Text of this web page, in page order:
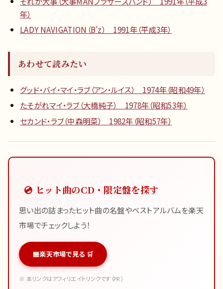
年）
LADY NAVIGATION（B’z） 1991年（平成3年）
あわせて読みたい
グッド・バイ・マイ・ラブ（アン・ルイス） 1974年（昭和49年）
たそがれマイ・ラブ（大橋純子） 1978年（昭和53年）
セカンド・ラブ（中森明菜） 1982年（昭和57年）
💿 ヒット曲のCD・限定盤を探す
思い出の詰まったヒット曲の名盤やベストアルバムを楽天
市場でチェックしよう！
楽天市場で見る 🛒
※ 本リンクはアフィリエイトリンクです（PR）